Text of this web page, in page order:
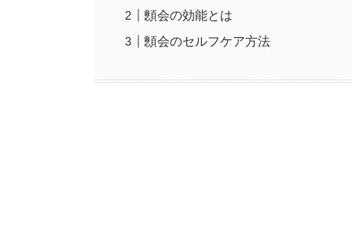
顖会の効能とは
顖会のセルフケア方法